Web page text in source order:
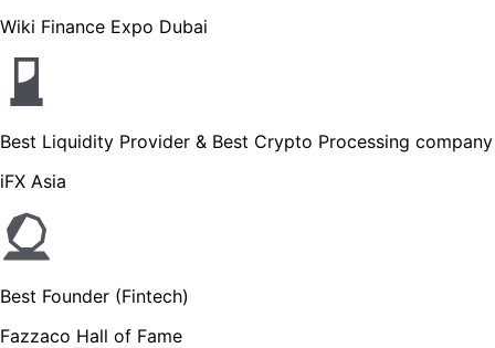
Wiki Finance Expo Dubai
Best Liquidity Provider & Best Crypto Processing company
iFX Asia
Best Founder (Fintech)
Fazzaco Hall of Fame